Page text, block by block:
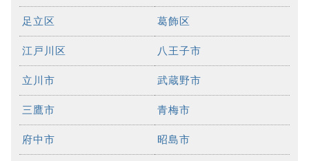
足立区 葛飾区
江戸川区 八王子市
立川市 武蔵野市
三鷹市 青梅市
府中市 昭島市